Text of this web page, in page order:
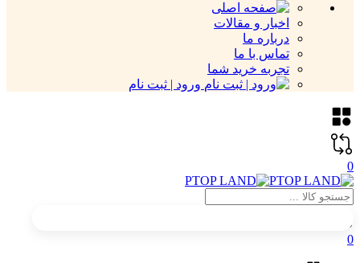
اخبار و مقالات
درباره ما
تماس با ما
تجربه خرید شما
ورود | ثبت نام
0
0